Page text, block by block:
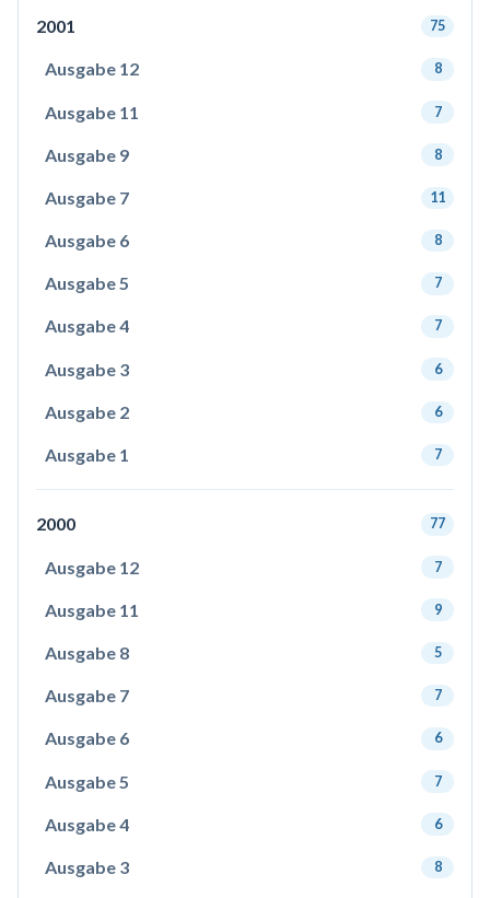
2001 75
Ausgabe 12 8
Ausgabe 11 7
Ausgabe 9 8
Ausgabe 7 11
Ausgabe 6 8
Ausgabe 5 7
Ausgabe 4 7
Ausgabe 3 6
Ausgabe 2 6
Ausgabe 1 7
2000 77
Ausgabe 12 7
Ausgabe 11 9
Ausgabe 8 5
Ausgabe 7 7
Ausgabe 6 6
Ausgabe 5 7
Ausgabe 4 6
Ausgabe 3 8